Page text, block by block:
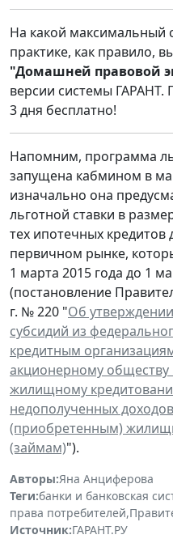
На какой максимальный
практике, как правило,
"Домашней правовой
версии системы ГАРАНТ.
3 дня бесплатно!
Напомним, программа
запущена кабмином в
изначально она
льготной ставки в
тех ипотечных
первичном рынке,
1 марта 2015 года до 1
(постановление
г. № 220 "Об
субсидий из
кредитным
акционерному обществу
жилищному
недополученных
(приобретенным)
(займам)").
Авторы:Яна Анциферова
Теги:банки и банковская
права потребителей,
Источник:ГАРАНТ.РУ